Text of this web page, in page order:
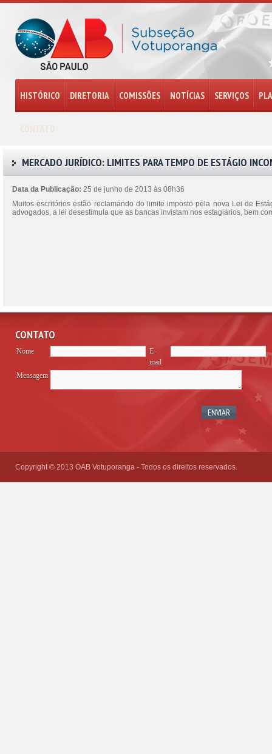
HISTÓRICO DIRETORIA COMISSÕES NOTÍCIAS SERVIÇOS
CONTATO
MERCADO JURÍDICO: LIMITES PARA TEMPO DE ESTÁGIO
Data da Publicação: 25 de junho de 2013 às 08h36
Muitos escritórios estão reclamando do limite imposto pela nova Lei de
advogados, a lei desestimula que as bancas invistam nos estagiários, bem
CONTATO
Nome
E-
mail
Mensagem
Copyright © 2013 OAB Votuporanga - Todos os direitos reservados.